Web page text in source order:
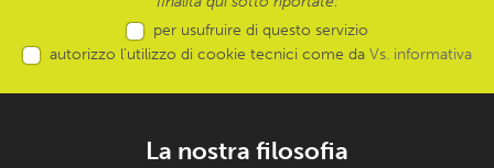
per usufruire di questo servizio
autorizzo l’utilizzo di cookie tecnici come da Vs. informativa
La nostra filosofia